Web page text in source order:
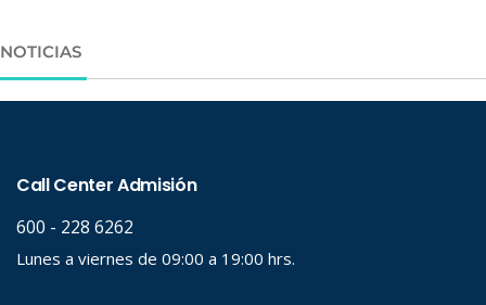
NOTICIAS